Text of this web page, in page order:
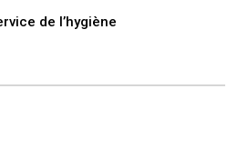
de l’hygiène